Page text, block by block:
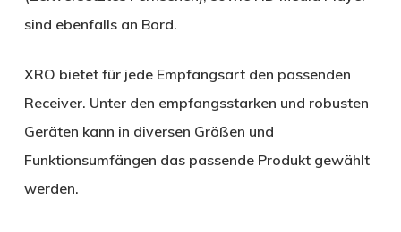
sind ebenfalls an Bord.
XRO bietet für jede Empfangsart den passenden
Receiver. Unter den empfangsstarken und robusten
Geräten kann in diversen Größen und
Funktionsumfängen das passende Produkt gewählt
werden.